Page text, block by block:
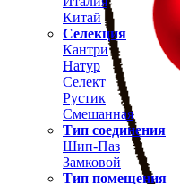
Китай
Селекция
Кантри
Натур
Селект
Рустик
Смешанная
Тип соединения
Шип-Паз
Замковой
Тип помещения